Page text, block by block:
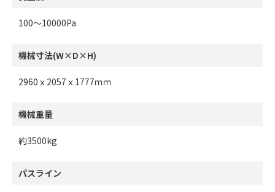
100～10000Pa
機械寸法(W×D×H)
2960ｘ2057ｘ1777ｍｍ
機械重量
約3500kg
パスライン